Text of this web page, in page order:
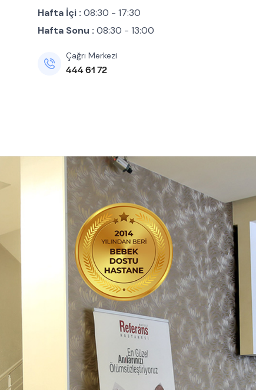
Hafta İçi : 08:30 - 17:30
Hafta Sonu : 08:30 - 13:00
Çağrı Merkezi
444 61 72